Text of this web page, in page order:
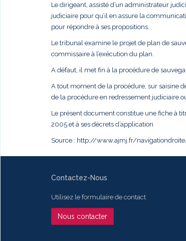
Le dirigeant, assisté d’un administrateur
judiciaire pour qu’il en assure la
pour répondre à ses propositions.
Le tribunal examine le projet de plan de
commissaire à l’exécution du plan.
A défaut, il met fin à la procédure de
A tout moment de la procédure, sur saisine
de la procédure en redressement judiciaire
Le présent document constitue une fiche à
2005 et à ses décrets d’application
Source : http://www.ajmj.fr/
Contactez-Nous
Utilisez le formulaire de contact
Nous contacter